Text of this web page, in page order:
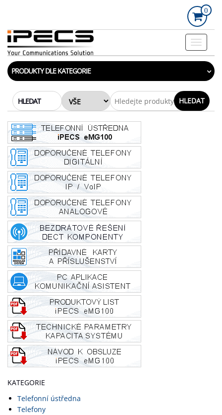
content
0
PRODUKTY DLE KATEGORIE
HLEDAT HLEDAT
KATEGORIE
Telefonní ústředna
Telefony